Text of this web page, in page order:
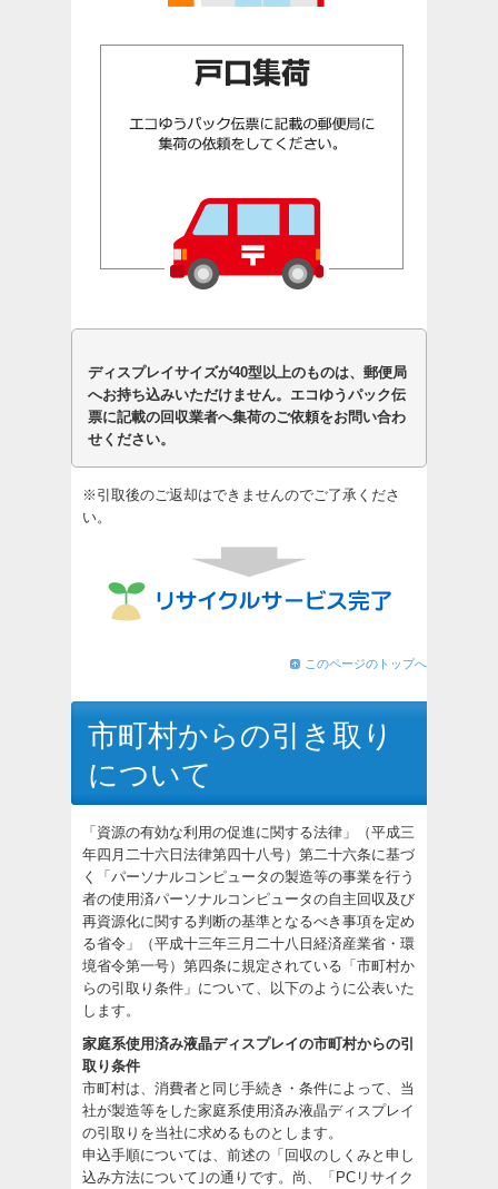
ディスプレイサイズが40型以上のものは、郵便局
へお持ち込みいただけません。エコゆうパック伝
票に記載の回収業者へ集荷のご依頼をお問い合わ
せください。
※引取後のご返却はできませんのでご了承くださ
い。
このページのトップへ
市町村からの引き取り
について
「資源の有効な利用の促進に関する法律」（平成三
年四月二十六日法律第四十八号）第二十六条に基づ
く「パーソナルコンピュータの製造等の事業を行う
者の使用済パーソナルコンピュータの自主回収及び
再資源化に関する判断の基準となるべき事項を定め
る省令」（平成十三年三月二十八日経済産業省・環
境省令第一号）第四条に規定されている「市町村か
らの引取り条件」について、以下のように公表いた
します。
家庭系使用済み液晶ディスプレイの市町村からの引
取り条件
市町村は、消費者と同じ手続き・条件によって、当
社が製造等をした家庭系使用済み液晶ディスプレイ
の引取りを当社に求めるものとします。
申込手順については、前述の「回収のしくみと申し
込み方法について｣の通りです。尚、「PCリサイク